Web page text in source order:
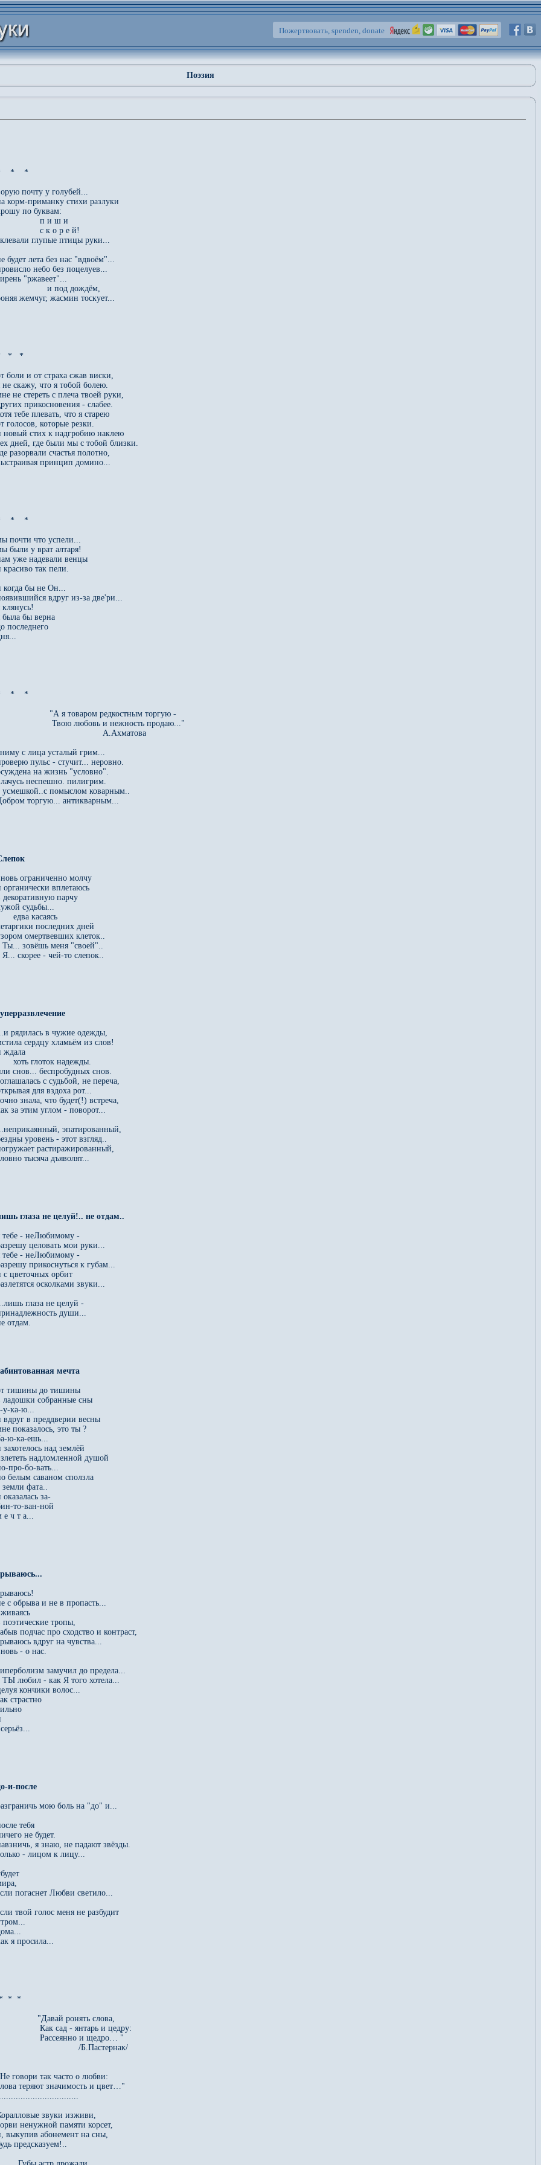
Пожертвовать, spenden, donate
Поэзия
*    *
почту у голубей...
корм-приманку стихи разлуки
по буквам:
п и ш и
с к о р е й!
глупые птицы руки...
будет лета без нас "вдвоём"...
небо без поцелуев...
"ржавеет"...
и под дождём,
жемчуг, жасмин тоскует...
*   *
боли и от страха сжав виски,
не скажу, что я тобой болею.
не стереть с плеча твоей руки,
прикосновения - слабее.
тебе плевать, что я старею
голосов, которые резки.
новый стих к надгробию наклею
дней, где были мы с тобой близки.
разорвали счастья полотно,
принцип домино...
*    *
почти что успели...
были у врат алтаря!
уже надевали венцы
красиво так пели.
когда бы не Он...
вдруг из-за две'ри...
клянусь!
была бы верна
последнего
*    *
"А я товаром редкостным торгую -
Твою любовь и нежность продаю..."
А.Ахматова
с лица усталый грим...
пульс - стучит... неровно.
на жизнь "условно".
неспешно. пилигрим.
усмешкой..с помыслом коварным..
торгую... антикварным...
ограниченно молчу
органически вплетаюсь
декоративную парчу
судьбы...
едва касаясь
последних дней
омертвевших клеток..
Ты... зовёшь меня "своей"..
Я... скорее - чей-то слепок..
рядилась в чужие одежды,
сердцу хламьём из слов!
ждала
хоть глоток надежды.
снов... беспробудных снов.
с судьбой, не переча,
для вздоха рот...
знала, что будет(!) встреча,
за этим углом - поворот...
эпатированный,
уровень - этот взгляд..
растиражированный,
тысяча дъяволят...
тебе - неЛюбимому -
целовать мои руки...
тебе - неЛюбимому -
прикоснуться к губам...
с цветочных орбит
осколками звуки...
глаза не целуй -
души...
отдам.
мечта
тишины до тишины
ладошки собранные сны
у-ка-ю...
вдруг в преддверии весны
показалось, это ты ?
ю-ка-ешь...
захотелось над землёй
надломленной душой
про-бо-вать...
белым саваном сползла
земли фата..
оказалась за-
то-ван-ной
е ч т а...
с обрыва и не в пропасть...
поэтические тропы,
подчас про сходство и контраст,
вдруг на чувства...
- о нас.
замучил до предела...
ТЫ любил - как Я того хотела...
кончики волос...
страстно
мою боль на "до" и...
тебя
не будет.
я знаю, не падают звёзды.
- лицом к лицу...
погаснет Любви светило...
твой голос меня не разбудит
я просила...
*  *
"Давай ронять слова,
Как сад - янтарь и цедру:
Рассеянно и щедро… "
/Б.Пастернак/
говори так часто о любви:
теряют значимость и цвет…"
звуки изживи,
ненужной памяти корсет,
выкупив абонемент на сны,
предсказуем!..